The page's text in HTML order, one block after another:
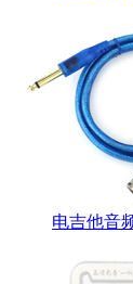
电吉他音